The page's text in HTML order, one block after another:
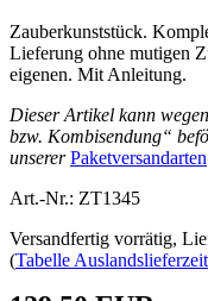
Zauberkunststück.
Lieferung ohne mutigen
eigenen. Mit Anleitung.
Dieser Artikel kann
bzw. Kombisendung“
unsererPaketversandarten
Art.-Nr.: ZT1345
Versandfertig vorrätig,
(Tabelle